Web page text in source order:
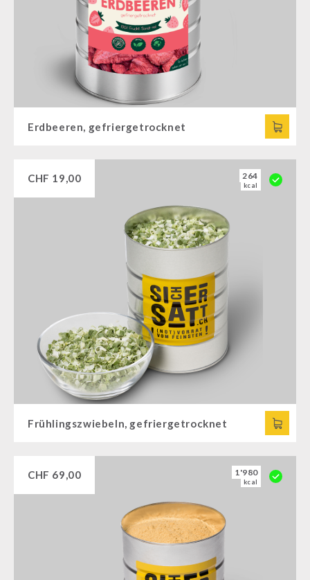
Erdbeeren, gefriergetrocknet
CHF 19,00 264
kcal
Frühlingszwiebeln, gefriergetrocknet
CHF 69,00 1'980
kcal